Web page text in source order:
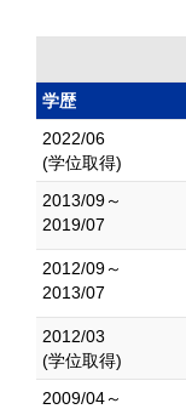
学歴
2022/06
(学位取得)
2013/09～
2019/07
2012/09～
2013/07
2012/03
(学位取得)
2009/04～